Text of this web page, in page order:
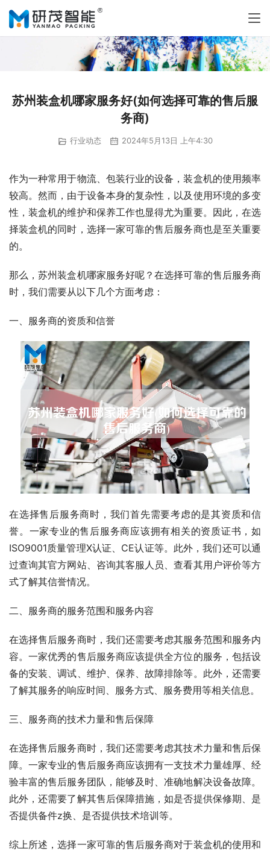
苏州装盒机哪家服务好(如何选择可靠的售后服
务商)
行业动态 2024年5月13日 上午4:30
作为一种常用于物流、包装行业的设备，装盒机的使用频率
较高。然而，由于设备本身的复杂性，以及使用环境的多变
性，装盒机的维护和保养工作也显得尤为重要。因此，在选
择装盒机的同时，选择一家可靠的售后服务商也是至关重要
的。
那么，苏州装盒机哪家服务好呢？在选择可靠的售后服务商
时，我们需要从以下几个方面考虑：
一、服务商的资质和信誉
在选择售后服务商时，我们首先需要考虑的是其资质和信
誉。一家专业的售后服务商应该拥有相关的资质证书，如
ISO9001质量管理X认证、CE认证等。此外，我们还可以通
过查询其官方网站、咨询其客服人员、查看其用户评价等方
式了解其信誉情况。
二、服务商的服务范围和服务内容
在选择售后服务商时，我们还需要考虑其服务范围和服务内
容。一家优秀的售后服务商应该提供全方位的服务，包括设
备的安装、调试、维护、保养、故障排除等。此外，还需要
了解其服务的响应时间、服务方式、服务费用等相关信息。
三、服务商的技术力量和售后保障
在选择售后服务商时，我们还需要考虑其技术力量和售后保
障。一家专业的售后服务商应该拥有一支技术力量雄厚、经
验丰富的售后服务团队，能够及时、准确地解决设备故障。
此外，还需要了解其售后保障措施，如是否提供保修期、是
否提供备件z换、是否提供技术培训等。
综上所述，选择一家可靠的售后服务商对于装盒机的使用和